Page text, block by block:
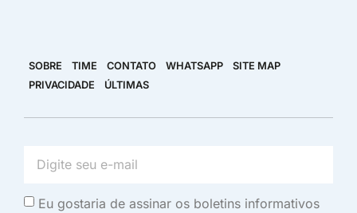
SOBRE TIME CONTATO WHATSAPP
SITE MAP
PRIVACIDADE
ÚLTIMAS
Eu gostaria de assinar os boletins informativos